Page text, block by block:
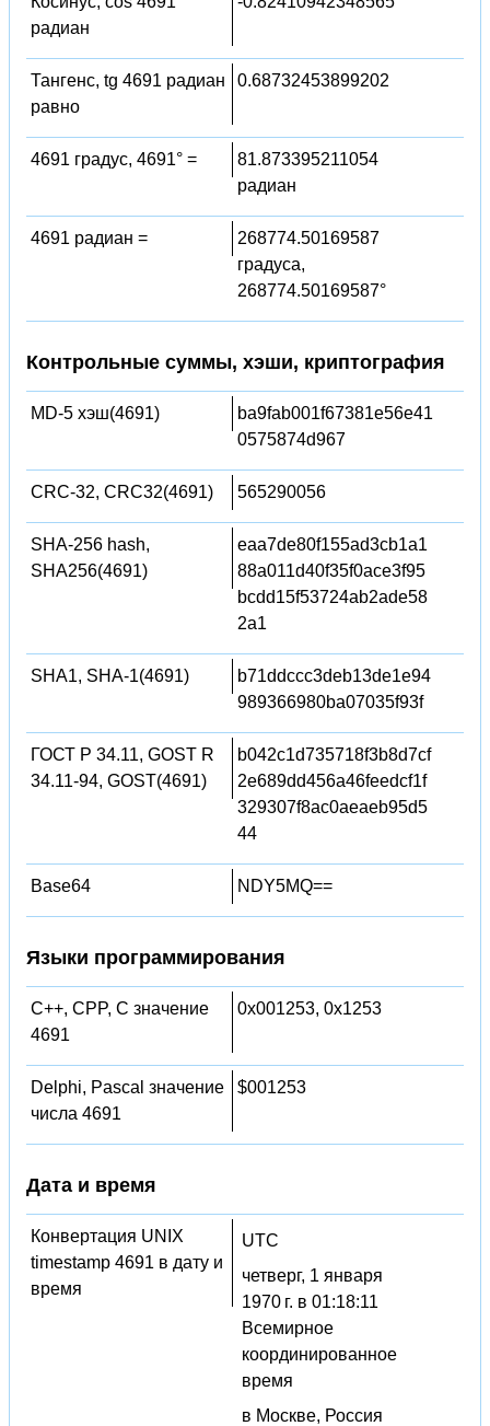
радиан
Тангенс, tg 4691 радиан
равно
0.68732453899202
4691 градус, 4691° =
81.873395211054
радиан
4691 радиан =
268774.50169587
градуса,
268774.50169587°
Контрольные суммы, хэши, криптография
MD-5 хэш(4691)
ba9fab001f67381e56e41
0575874d967
CRC-32, CRC32(4691) 565290056
SHA-256 hash,
SHA256(4691)
eaa7de80f155ad3cb1a1
88a011d40f35f0ace3f95
bcdd15f53724ab2ade58
2a1
SHA1, SHA-1(4691)
b71ddccc3deb13de1e94
989366980ba07035f93f
ГОСТ Р 34.11, GOST R
34.11-94, GOST(4691)
b042c1d735718f3b8d7cf
2e689dd456a46feedcf1f
329307f8ac0aeaeb95d5
44
Base64 NDY5MQ==
Языки программирования
C++, CPP, C значение
4691
0x001253, 0x1253
Delphi, Pascal значение
числа 4691
$001253
Дата и время
Конвертация UNIX
timestamp 4691 в дату и
время
UTC
четверг, 1 января
1970 г. в 01:18:11
Всемирное
координированное
время
в Москве, Россия